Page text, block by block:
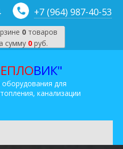
+7 (964) 987-40-53
0товаров
сумму 0 руб.
ВИК"
для
канализации